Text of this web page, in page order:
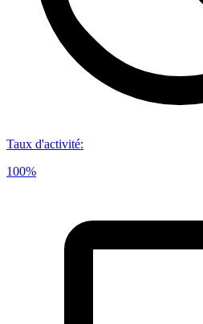
Taux d'activité:
100%